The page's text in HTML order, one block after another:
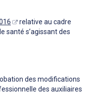
relative au cadre
santé s’agissant des
des modifications
des auxiliaires